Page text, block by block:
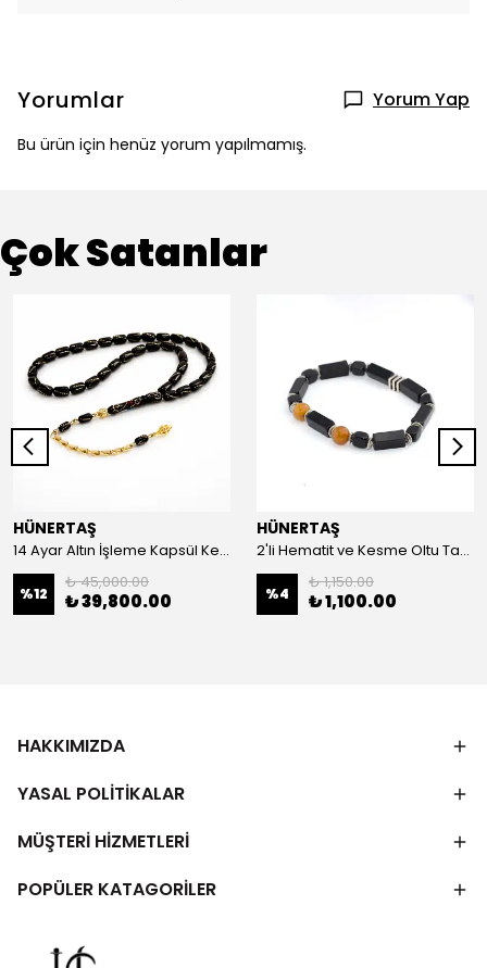
Yorumlar Yorum Yap
Bu ürün için henüz yorum yapılmamış.
Çok Satanlar
HÜNERTAŞ
14 Ayar Altın İşleme Kapsül Kesim Oltu Taşı Tespih
%12
₺ 45,000.00
₺ 39,800.00
HÜNERTAŞ
2'li Hematit ve Kesme Oltu Taşı Bileklik
%4
₺ 1,150.00
₺ 1,100.00
HAKKIMIZDA
YASAL POLİTİKALAR
MÜŞTERİ HİZMETLERİ
POPÜLER KATAGORİLER